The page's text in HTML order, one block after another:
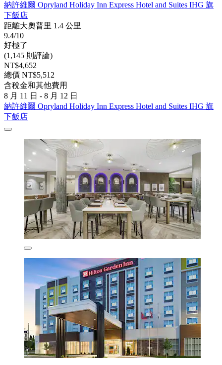
納許維爾 Opryland Holiday Inn Express Hotel and Suites IHG 旗
下飯店
距離大奧普里 1.4 公里
9.4/10
好極了
(1,145 則評論)
NT$4,652
總價 NT$5,512
含稅金和其他費用
8 月 11 日 - 8 月 12 日
納許維爾 Opryland Holiday Inn Express Hotel and Suites IHG 旗
下飯店